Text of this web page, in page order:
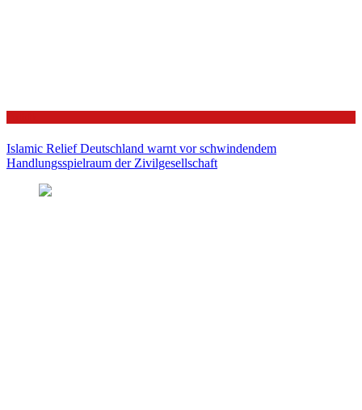
Islamic Relief Deutschland warnt vor schwindendem
Handlungsspielraum der Zivilgesellschaft